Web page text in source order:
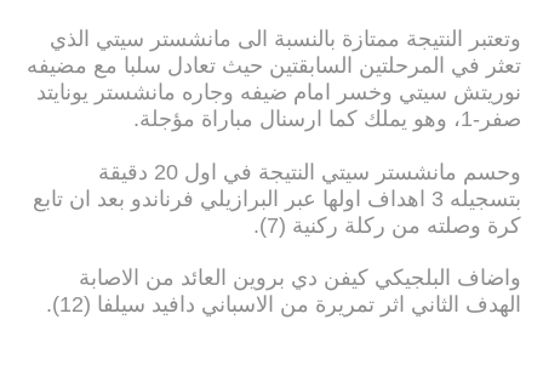
وتعتبر النتيجة ممتازة بالنسبة الى مانشستر سيتي الذي
تعثر في المرحلتين السابقتين حيث تعادل سلبا مع مضيفه
نوريتش سيتي وخسر امام ضيفه وجاره مانشستر يونايتد
صفر-1، وهو يملك كما ارسنال مباراة مؤجلة.
وحسم مانشستر سيتي النتيجة في اول 20 دقيقة
بتسجيله 3 اهداف اولها عبر البرازيلي فرناندو بعد ان تابع
كرة وصلته من ركلة ركنية (7).
واضاف البلجيكي كيفن دي بروين العائد من الاصابة
الهدف الثاني اثر تمريرة من الاسباني دافيد سيلفا (12).